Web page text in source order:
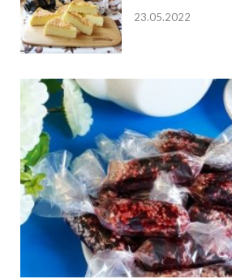
23.05.2022